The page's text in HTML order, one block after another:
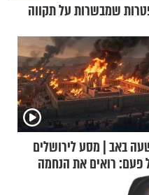
שמבשרות על תקווה
באב | מסע לירושלים
פעם: רואים את הנחמה